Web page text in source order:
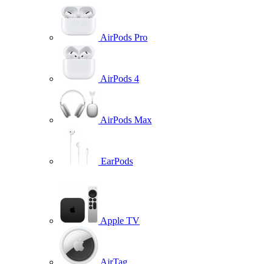
AirPods Pro
AirPods 4
AirPods Max
EarPods
Apple TV